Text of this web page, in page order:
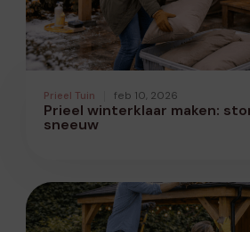
Prieel Tuin feb 10, 2026
Prieel winterklaar maken:
sneeuw